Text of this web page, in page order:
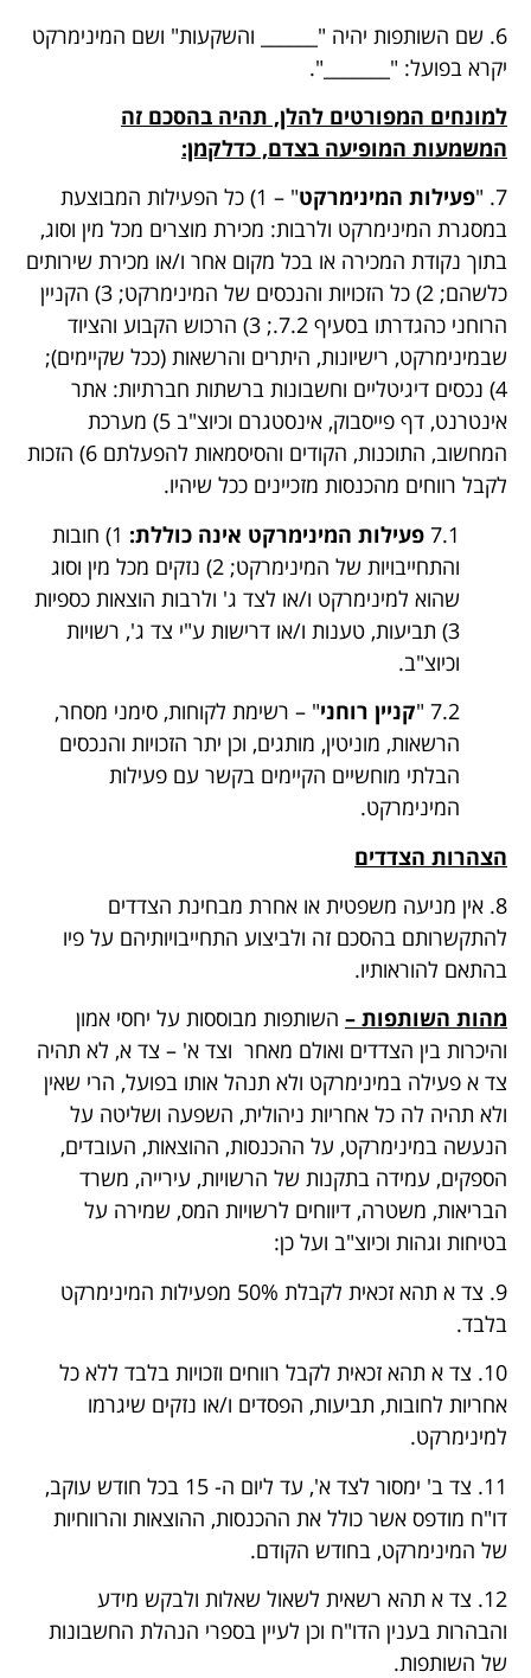
6. שם השותפות יהיה "______ והשקעות" ושם המינימרקט
יקרא בפועל: "_______".
למונחים המפורטים להלן, תהיה בהסכם זה
המשמעות המופיעה בצדם, כדלקמן:
7. "
פעילות המינימרקט
" – 1) כל הפעילות המבוצעת
במסגרת המינימרקט ולרבות: מכירת מוצרים מכל מין וסוג,
בתוך נקודת המכירה או בכל מקום אחר ו/או מכירת שירותים
כלשהם; 2) כל הזכויות והנכסים של המינימרקט; 3) הקניין
הרוחני כהגדרתו בסעיף 7.2.; 3) הרכוש הקבוע והציוד
שבמינימרקט, רישיונות, היתרים והרשאות (ככל שקיימים);
4) נכסים דיגיטליים וחשבונות ברשתות חברתיות: אתר
אינטרנט, דף פייסבוק, אינסטגרם וכיוצ"ב 5) מערכת
המחשוב, התוכנות, הקודים והסיסמאות להפעלתם 6) הזכות
לקבל רווחים מהכנסות מזכיינים ככל שיהיו.
7.1 פעילות המינימרקט אינה כוללת:
1) חובות
והתחייבויות של המינימרקט; 2) נזקים מכל מין וסוג
שהוא למינימרקט ו/או לצד ג' ולרבות הוצאות כספיות
3) תביעות, טענות ו/או דרישות ע"י צד ג', רשויות
וכיוצ"ב.
7.2 " קניין רוחני" – רשימת לקוחות, סימני מסחר,
הרשאות, מוניטין, מותגים, וכן יתר הזכויות והנכסים
הבלתי מוחשיים הקיימים בקשר עם פעילות
המינימרקט.
הצהרות הצדדים
8. אין מניעה משפטית או אחרת מבחינת הצדדים
להתקשרותם בהסכם זה ולביצוע התחייבויותיהם על פיו
בהתאם להוראותיו.
מהות השותפות – השותפות מבוססות על יחסי אמון
והיכרות בין הצדדים ואולם מאחר וצד א' – צד א, לא תהיה
צד א פעילה במינימרקט ולא תנהל אותו בפועל, הרי שאין
ולא תהיה לה כל אחריות ניהולית, השפעה ושליטה על
הנעשה במינימרקט, על ההכנסות, ההוצאות, העובדים,
הספקים, עמידה בתקנות של הרשויות, עירייה, משרד
הבריאות, משטרה, דיווחים לרשויות המס, שמירה על
בטיחות וגהות וכיוצ"ב ועל כן:
9. צד א תהא זכאית לקבלת 50% מפעילות המינימרקט
בלבד.
10. צד א תהא זכאית לקבל רווחים וזכויות בלבד ללא כל
אחריות לחובות, תביעות, הפסדים ו/או נזקים שיגרמו
למינימרקט.
11. צד ב' ימסור לצד א', עד ליום ה- 15 בכל חודש עוקב,
דו"ח מודפס אשר כולל את ההכנסות, ההוצאות והרווחיות
של המינימרקט, בחודש הקודם.
12. צד א תהא רשאית לשאול שאלות ולבקש מידע
והבהרות בענין הדו"ח וכן לעיין בספרי הנהלת החשבונות
של השותפות.